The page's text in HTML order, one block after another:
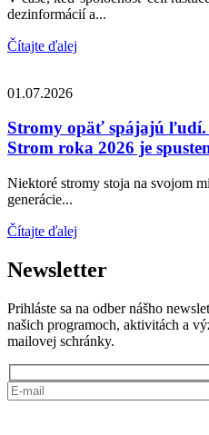
dezinformácií a...
Čítajte ďalej
01.07.2026
Stromy opäť spájajú ľudí.
Strom roka 2026 je
Niektoré stromy stoja na svojom
generácie...
Čítajte ďalej
Newsletter
Prihláste sa na odber nášho
našich programoch, aktivitách a
mailovej schránky.